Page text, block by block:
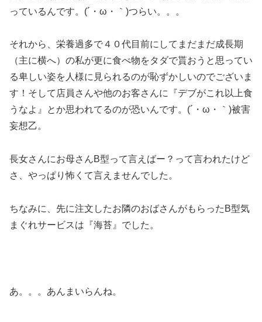
っているんです。(´・ω・｀)つらい。。。
それから、栄養過多で４０代目前にしてまだまだ成長期
（主に横へ）の私が更に食べ物をタダで貰おうと思ってい
る卑しい姿を人様に見られるのが恥ずかしいのでございま
す！そして店員さんや他のお客さんに『デブがこれ以上食
うなよ』とか思われてるのが恐いんです。(´・ω・｀)被害
妄想乙。
長女さんにお母さんB型って言えばー？って言われたけど
さ、やっぱり怖くて言えませんでした。
ちなみに、先に注文したお隣のおばさんがもらったB型気
まぐれサービスは『海苔』でした。
あ。。。あんまいらんね。